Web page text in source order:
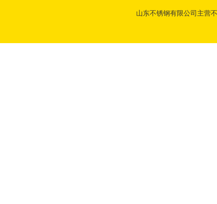
山东不锈钢有限公司主营